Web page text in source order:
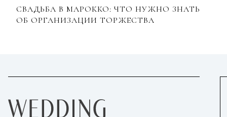
СВАДЬБА В МАРОККО: ЧТО НУЖНО ЗНАТЬ
ОБ ОРГАНИЗАЦИИ ТОРЖЕСТВА